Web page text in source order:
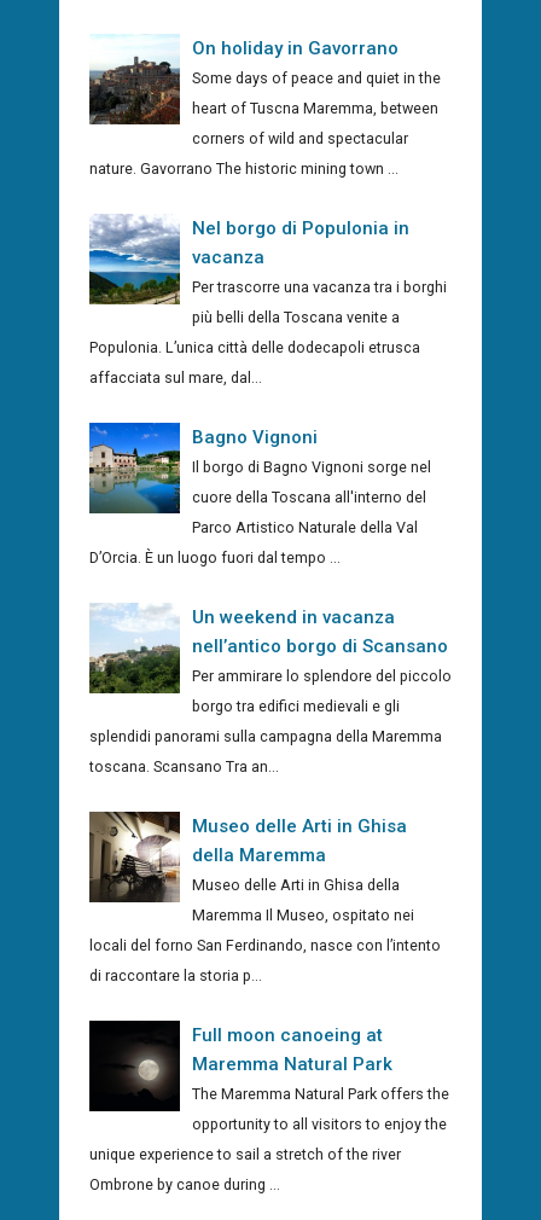
On holiday in Gavorrano
Some days of peace and quiet in the
heart of Tuscna Maremma, between
corners of wild and spectacular
nature. Gavorrano The historic mining town ...
Nel borgo di Populonia in
vacanza
Per trascorre una vacanza tra i borghi
più belli della Toscana venite a
Populonia. L’unica città delle dodecapoli etrusca
affacciata sul mare, dal...
Bagno Vignoni
Il borgo di Bagno Vignoni sorge nel
cuore della Toscana all'interno del
Parco Artistico Naturale della Val
D’Orcia. È un luogo fuori dal tempo ...
Un weekend in vacanza
nell’antico borgo di Scansano
Per ammirare lo splendore del piccolo
borgo tra edifici medievali e gli
splendidi panorami sulla campagna della Maremma
toscana. Scansano Tra an...
Museo delle Arti in Ghisa
della Maremma
Museo delle Arti in Ghisa della
Maremma Il Museo, ospitato nei
locali del forno San Ferdinando, nasce con l’intento
di raccontare la storia p...
Full moon canoeing at
Maremma Natural Park
The Maremma Natural Park offers the
opportunity to all visitors to enjoy the
unique experience to sail a stretch of the river
Ombrone by canoe during ...